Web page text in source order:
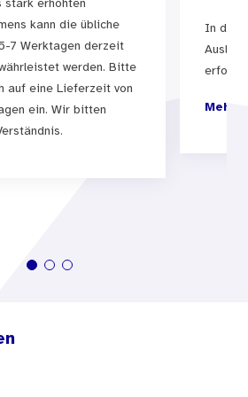
stark erhöhten
kann die übliche
7 Werktagen derzeit
werden. Bitte
auf eine Lieferzeit von
ein. Wir bitten
In der
Mehr